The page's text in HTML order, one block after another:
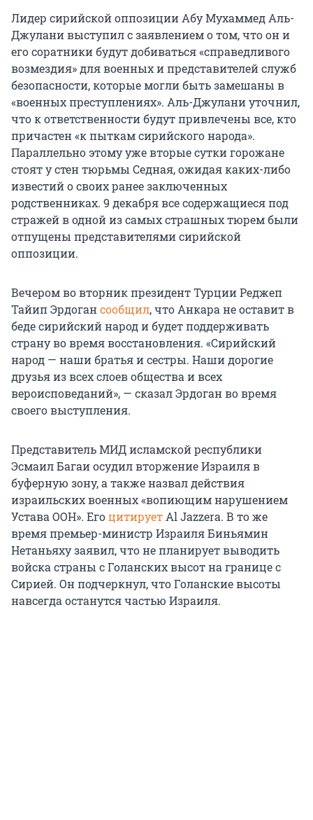
Лидер сирийской оппозиции Абу Мухаммед Аль-
Джулани выступил с заявлением о том, что он и
его соратники будут добиваться «справедливого
возмездия» для военных и представителей служб
безопасности, которые могли быть замешаны в
«военных преступлениях». Аль-Джулани уточнил,
что к ответственности будут привлечены все, кто
причастен «к пыткам сирийского народа».
Параллельно этому уже вторые сутки горожане
стоят у стен тюрьмы Седная, ожидая каких-либо
известий о своих ранее заключенных
родственниках. 9 декабря все содержащиеся под
стражей в одной из самых страшных тюрем были
отпущены представителями сирийской
оппозиции.
Вечером во вторник президент Турции Реджеп
Тайип Эрдогансообщил, что Анкара не оставит в
беде сирийский народ и будет поддерживать
страну во время восстановления. «Сирийский
народ — наши братья и сестры. Наши дорогие
друзья из всех слоев общества и всех
вероисповеданий», — сказал Эрдоган во время
своего выступления.
Представитель МИД исламской республики
Эсмаил Багаи осудил вторжение Израиля в
буферную зону, а также назвал действия
израильских военных «вопиющим нарушением
Устава ООН». ЕгоцитируетAl Jazzera. В то же
время премьер-министр Израиля Биньямин
Нетаньяху заявил, что не планирует выводить
войска страны с Голанских высот на границе с
Сирией. Он подчеркнул, что Голанские высоты
навсегда останутся частью Израиля.